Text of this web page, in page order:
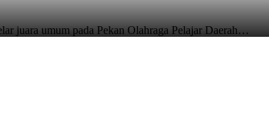
juara umum pada Pekan Olahraga Pelajar Daerah…